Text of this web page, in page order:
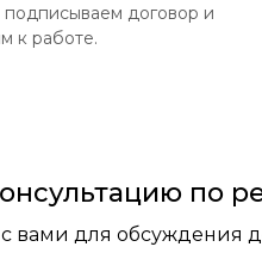
договор и
к работе.
по
вами для обсуждения